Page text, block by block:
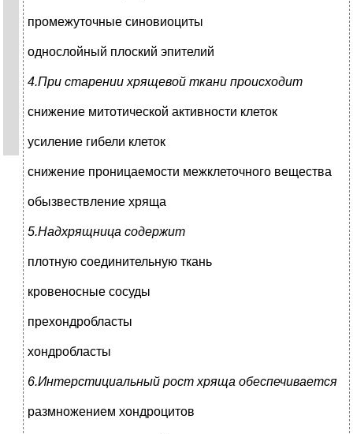
промежуточные синовиоциты
однослойный плоский эпителий
4.При старении хрящевой ткани происходит
снижение митотической активности клеток
усиление гибели клеток
снижение проницаемости межклеточного вещества
обызвествление хряща
5.Надхрящница содержит
плотную соединительную ткань
кровеносные сосуды
прехондробласты
хондробласты
6.Интерстициальный рост хряща обеспечивается
размножением хондроцитов